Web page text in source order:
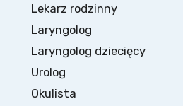
Lekarz rodzinny
Laryngolog
Laryngolog dziecięcy
Urolog
Okulista